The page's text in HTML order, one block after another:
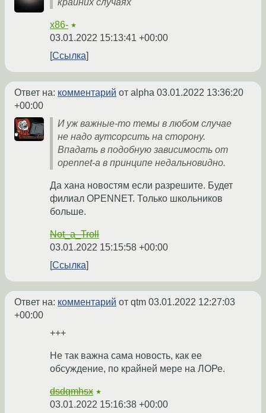
крайних случаях
x86- ★
03.01.2022 15:13:41 +00:00
Ссылка
Ответ на: комментарий от alpha 03.01.2022 13:36:20
+00:00
И уж важные-то темы в любом случае
не надо аутсорсить на сторону.
Впадать в подобную зависимость от
opennet-а в принципе недальновидно.
Да хана новостям если разрешите. Будет
филиал OPENNET. Только школьников
больше.
Not_a_Troll
03.01.2022 15:15:58 +00:00
Ссылка
Ответ на: комментарий от qtm 03.01.2022 12:27:03
+00:00
+++
Не так важна сама новость, как ее
обсуждение, по крайней мере на ЛОРе.
dsdqmhsx ★
03.01.2022 15:16:38 +00:00